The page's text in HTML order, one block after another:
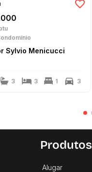
Sylvio Menicucci
3 3 1 3
Produtos
Alugar